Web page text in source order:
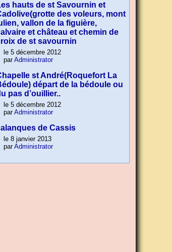
hauts de st Savournin et
des voleurs, mont
vallon de la figuière,
et château et chemin de
de st savournin
le 5 décembre 2012
parAdministrator
st André(Roquefort La
départ de la bédoule ou
pas d’ouillier..
le 5 décembre 2012
parAdministrator
de Cassis
le 8 janvier 2013
parAdministrator